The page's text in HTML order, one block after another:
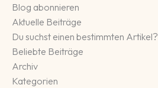
Blog abonnieren
Aktuelle Beiträge
Du suchst einen bestimmten Artikel?
Beliebte Beiträge
Archiv
Kategorien